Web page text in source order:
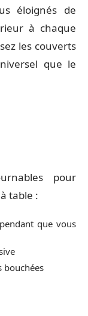
éloignés de
à chaque
les couverts
que le
pour
table :
que vous
bouchées